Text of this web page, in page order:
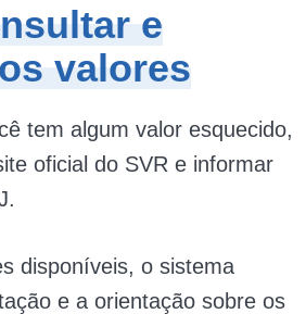
e
valores
tem algum valor esquecido,
oficial do SVR e informar
disponíveis, o sistema
e a orientação sobre os